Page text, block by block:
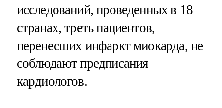
исследований, проведенных в 18
странах, треть пациентов,
перенесших инфаркт миокарда, не
соблюдают предписания
кардиологов.